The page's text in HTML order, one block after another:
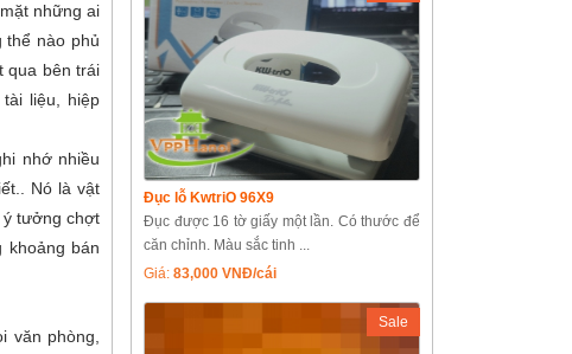
những ai
thể nào phủ
qua bên trái
liệu, hiệp
nhớ nhiều
Nó là vật
ý tưởng chợt
khoảng bán
văn phòng,
Đục lỗ KwtriO 96X9
Đục được 16 tờ giấy một lần. Có thước để
căn chỉnh. Màu sắc tinh ...
Giá: 83,000 VNĐ/cái
Sale